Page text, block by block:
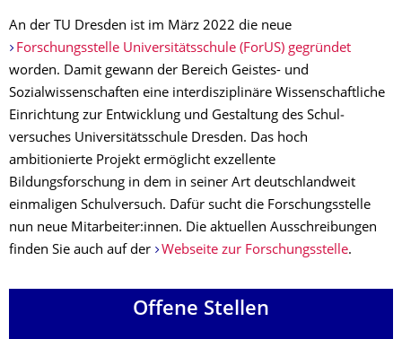
An der TU Dresden ist im März 2022 die neue
Forschungsstelle Universitätsschule (ForUS) gegründet
worden. Damit gewann der Bereich Geistes- und
Sozialwissenschaften eine inter­dis­zi­pli­näre Wissenschaftliche
Einrichtung zur Entwicklung und Gestaltung des Schul­
versuches Universitätsschule Dresden. Das hoch
ambitionierte Projekt ermöglicht exzellente
Bildungsforschung in dem in seiner Art deutschlandweit
einmaligen Schulversuch. Dafür sucht die Forschungsstelle
nun neue Mitarbeiter:innen. Die aktuellen Ausschreibungen
finden Sie auch auf der
Webseite zur Forschungsstelle.
Offene Stellen